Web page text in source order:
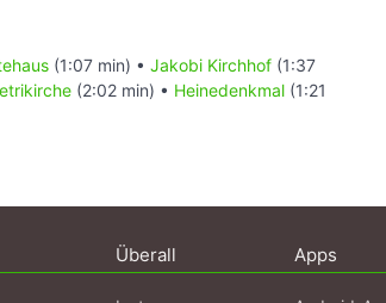
(1:07 min) • Jakobi Kirchhof (1:37
(2:02 min) • Heinedenkmal (1:21
Überall Apps